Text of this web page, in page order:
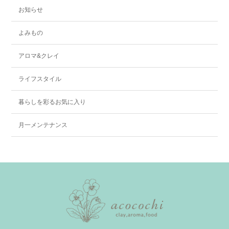
お知らせ
よみもの
アロマ&クレイ
ライフスタイル
暮らしを彩るお気に入り
月一メンテナンス